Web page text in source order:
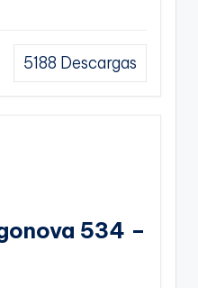
5188 Descargas
534 –